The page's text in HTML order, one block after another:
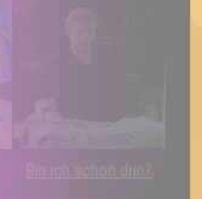
Bin ich schon drin?